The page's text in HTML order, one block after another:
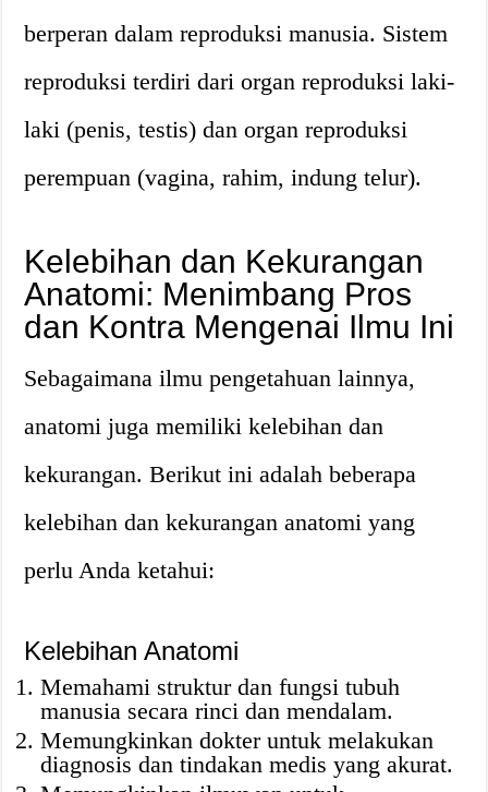
berperan dalam reproduksi manusia. Sistem
reproduksi terdiri dari organ reproduksi laki-
laki (penis, testis) dan organ reproduksi
perempuan (vagina, rahim, indung telur).
Kelebihan dan Kekurangan
Anatomi: Menimbang Pros
dan Kontra Mengenai Ilmu Ini
Sebagaimana ilmu pengetahuan lainnya,
anatomi juga memiliki kelebihan dan
kekurangan. Berikut ini adalah beberapa
kelebihan dan kekurangan anatomi yang
perlu Anda ketahui:
Kelebihan Anatomi
Memahami struktur dan fungsi tubuh
manusia secara rinci dan mendalam.
Memungkinkan dokter untuk melakukan
diagnosis dan tindakan medis yang akurat.